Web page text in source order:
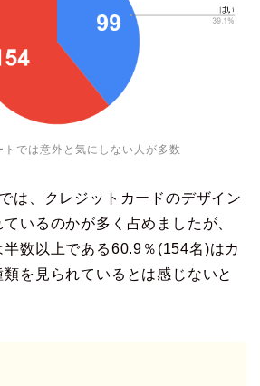
トでは意外と気にしない人が多数
は、クレジットカードのデザイン
いるのかが多く占めましたが、
数以上である60.9％(154名)はカ
を見られているとは感じないと